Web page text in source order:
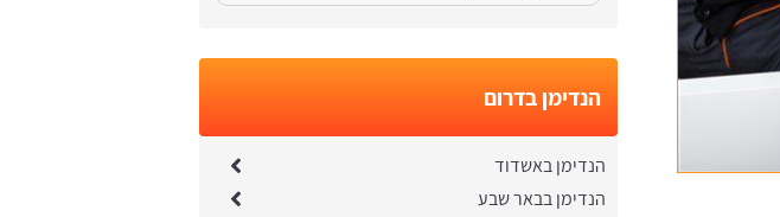
הנדימן בדרום
הנדימן באשדוד
הנדימן בבאר שבע